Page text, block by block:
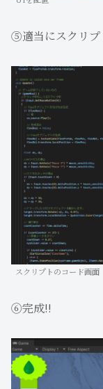
⑤適当にスクリプ
スクリプトのコード画面
⑥完成!!